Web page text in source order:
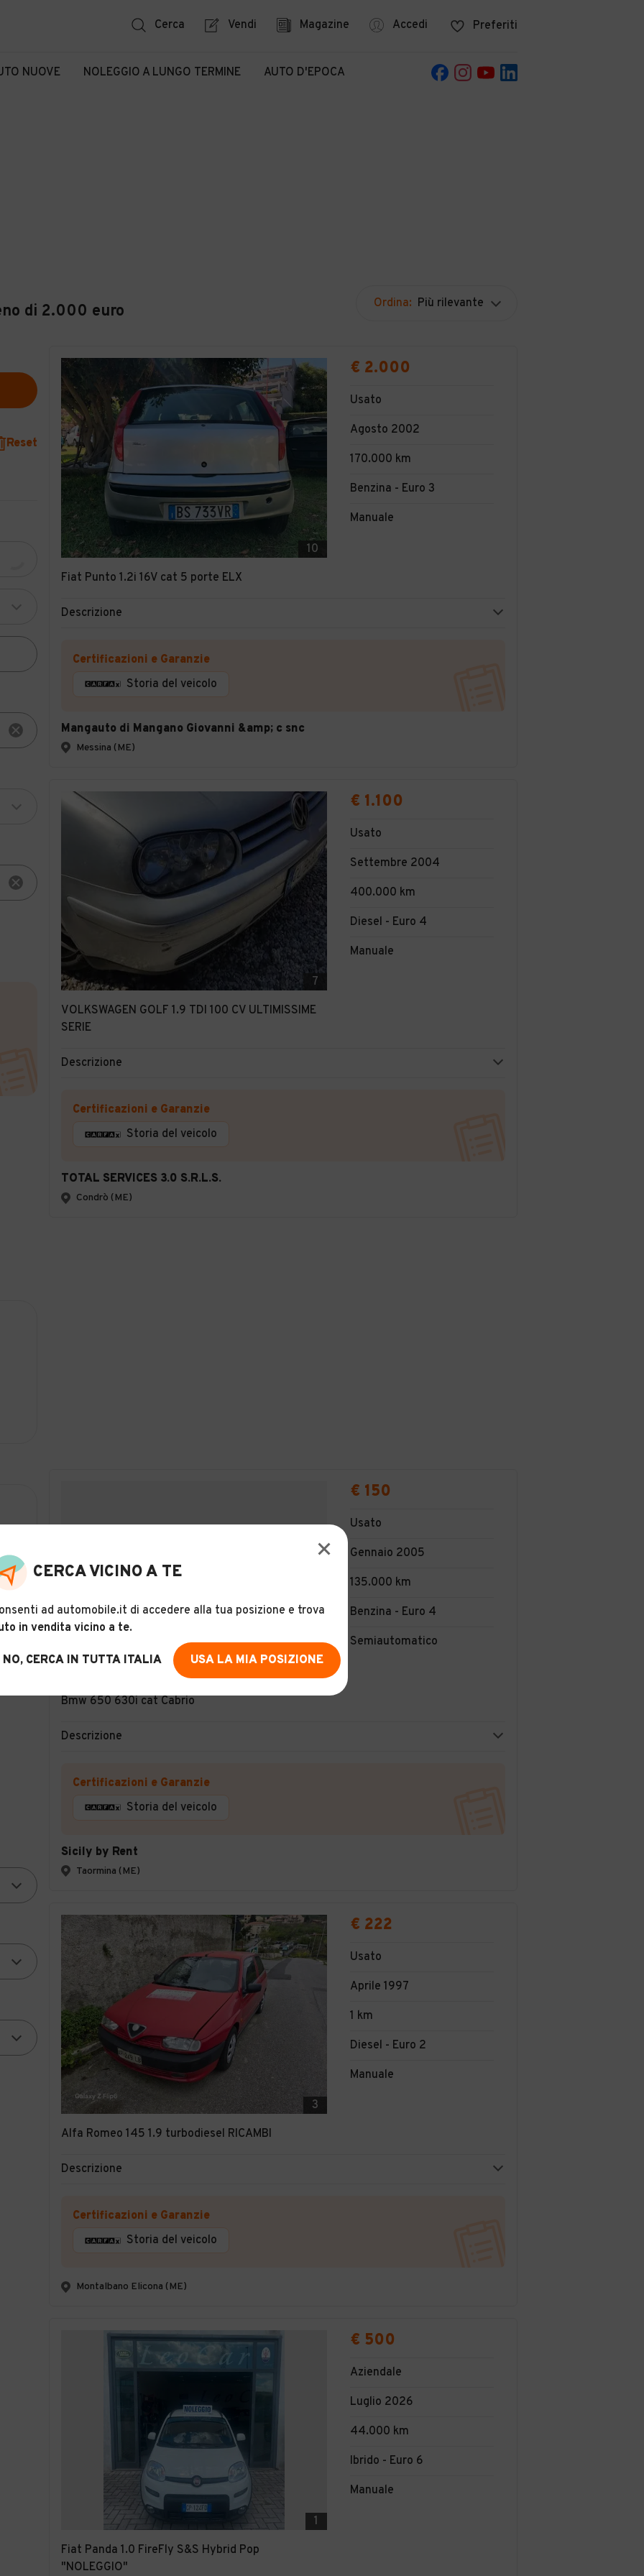
Cerca Vendi Magazine Accedi Preferiti
NUOVE NOLEGGIO A LUNGO TERMINE AUTO D'EPOCA
di 2.000 euro Ordina: Più rilevante
Reset
10
Fiat Punto 1.2i 16V cat 5 porte ELX
€ 2.000
Usato
Agosto 2002
170.000 km
Benzina - Euro 3
Manuale
Descrizione
Certificazioni e Garanzie
Storia del veicolo
Mangauto di Mangano Giovanni &amp; c snc
Messina (ME)
7
VOLKSWAGEN GOLF 1.9 TDI 100 CV ULTIMISSIME
SERIE
€ 1.100
Usato
Settembre 2004
400.000 km
Diesel - Euro 4
Manuale
Descrizione
Certificazioni e Garanzie
Storia del veicolo
TOTAL SERVICES 3.0 S.R.L.S.
Condrò (ME)
Bmw 650 630i cat Cabrio
€ 150
Usato
Gennaio 2005
135.000 km
Benzina - Euro 4
Semiautomatico
Descrizione
Certificazioni e Garanzie
Storia del veicolo
Sicily by Rent
Taormina (ME)
3
Alfa Romeo 145 1.9 turbodiesel RICAMBI
€ 222
Usato
Aprile 1997
1 km
Diesel - Euro 2
Manuale
Descrizione
Certificazioni e Garanzie
Storia del veicolo
Montalbano Elicona (ME)
1
Fiat Panda 1.0 FireFly S&S Hybrid Pop
"NOLEGGIO"
€ 500
Aziendale
Luglio 2026
44.000 km
Ibrido - Euro 6
Manuale
CERCA VICINO A TE
ad automobile.it di accedere alla tua posizione e trova
in vendita vicino a te.
NO, CERCA IN TUTTA ITALIA USA LA MIA POSIZIONE